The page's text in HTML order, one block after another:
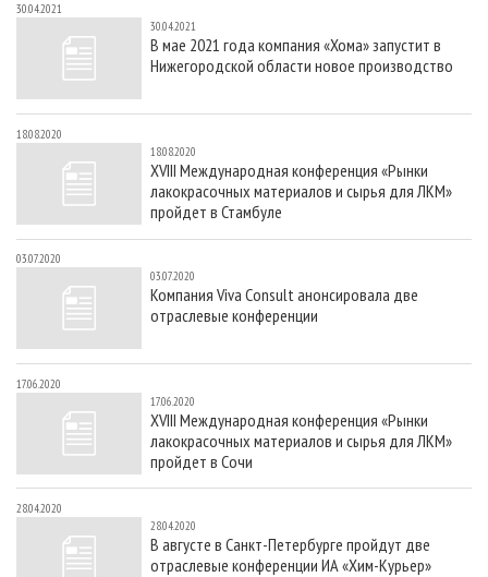
30.04.2021
30.04.2021
В мае 2021 года компания «Хома» запустит в
Нижегородской области новое производство
18.08.2020
18.08.2020
XVIII Международная конференция «Рынки
лакокрасочных материалов и сырья для ЛКМ»
пройдет в Стамбуле
03.07.2020
03.07.2020
Компания Viva Consult анонсировала две
отраслевые конференции
17.06.2020
17.06.2020
XVIII Международная конференция «Рынки
лакокрасочных материалов и сырья для ЛКМ»
пройдет в Сочи
28.04.2020
28.04.2020
В августе в Санкт-Петербурге пройдут две
отраслевые конференции ИА «Хим-Курьер»